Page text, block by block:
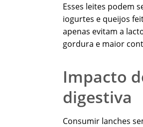
Esses leites podem
iogurtes e queijos
apenas evitam a
gordura e maior
Impacto
digestiva
Consumir lanches